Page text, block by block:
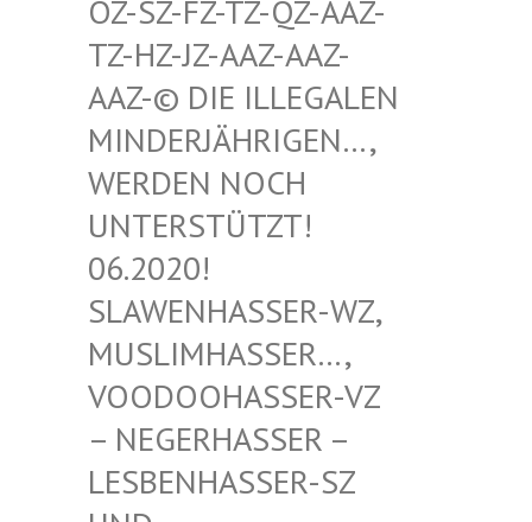
SZ-FZ-TZ-QZ-AAZ-TZ-
HZ-JZ-AAZ-AAZ-AAZ
-© DIE ILLEGALEN MIN
DERJÄHRIGEN…, WER
DEN NOCH UNT
ERSTÜTZT! 06.
2020! SLA
WENHASSER-WZ, MUS
LIMHASSER…, VOO
DOOHASSER-VZ – N
EGERHASSER – LES
BENHASSER-SZ UND